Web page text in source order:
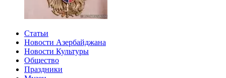
Статьи
Новости Азербайджана
Новости Культуры
Общество
Праздники